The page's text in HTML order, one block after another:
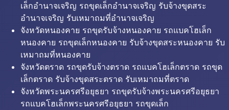
เล็กอำนาจเจริญ รถขุดเล็กอำนาจเจริญ รับจ้างขุดสระ
อำนาจเจริญ รับเหมาถมที่อำนาจเจริญ
จังหวัดหนองคาย รถขุดรับจ้างหนองคาย รถแบคโฮเล็ก
หนองคาย รถขุดเล็กหนองคาย รับจ้างขุดสระหนองคาย รับ
เหมาถมที่หนองคาย
จังหวัดตราด รถขุดรับจ้างตราด รถแบคโฮเล็กตราด รถขุด
เล็กตราด รับจ้างขุดสระตราด รับเหมาถมที่ตราด
จังหวัดพระนครศรีอยุธยา รถขุดรับจ้างพระนครศรีอยุธยา
รถแบคโฮเล็กพระนครศรีอยุธยา รถขุดเล็ก